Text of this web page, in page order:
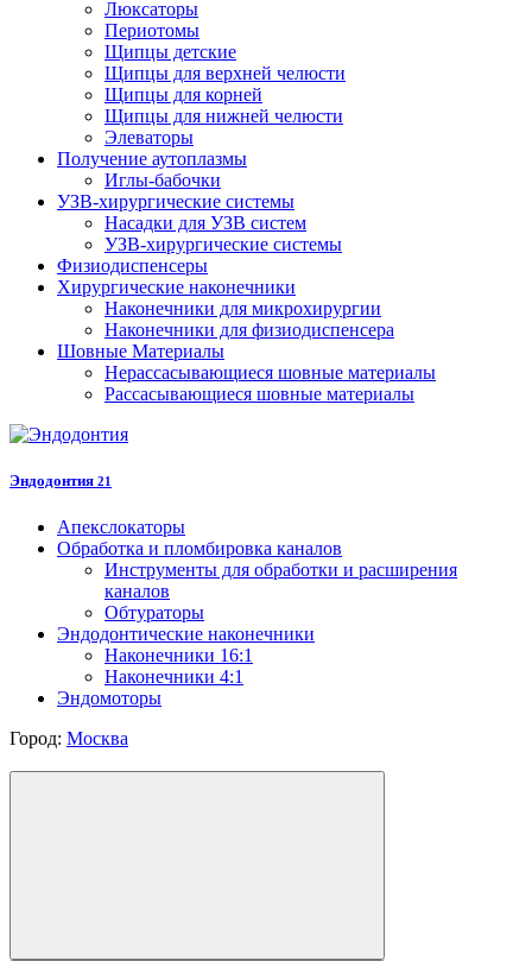
Люксаторы
Периотомы
Щипцы детские
Щипцы для верхней челюсти
Щипцы для корней
Щипцы для нижней челюсти
Элеваторы
Получение аутоплазмы
Иглы-бабочки
УЗВ-хирургические системы
Насадки для УЗВ систем
УЗВ-хирургические системы
Физиодиспенсеры
Хирургические наконечники
Наконечники для микрохирургии
Наконечники для физиодиспенсера
Шовные Материалы
Нерассасывающиеся шовные материалы
Рассасывающиеся шовные материалы
Эндодонтия 21
Апекслокаторы
Обработка и пломбировка каналов
Инструменты для обработки и расширения
каналов
Обтураторы
Эндодонтические наконечники
Наконечники 16:1
Наконечники 4:1
Эндомоторы
Город: Москва